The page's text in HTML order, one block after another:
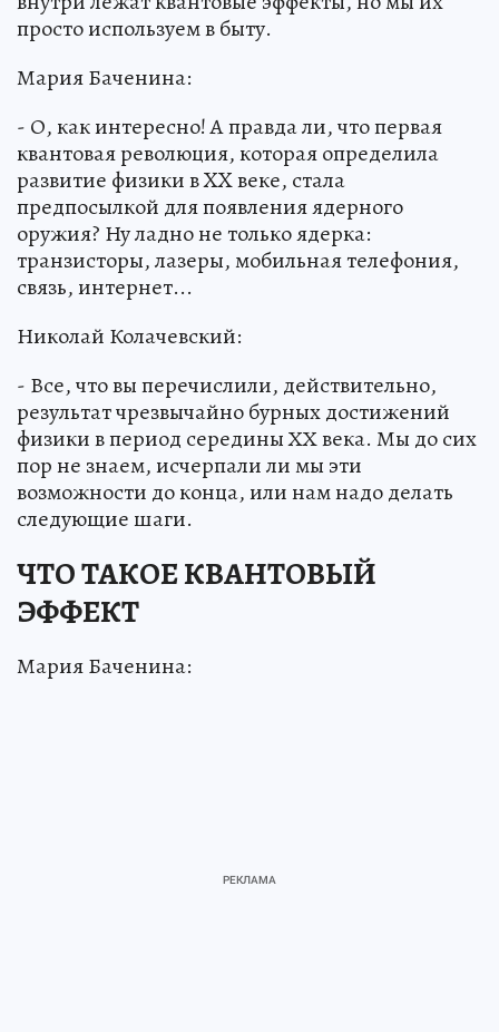
просто используем в быту.
Мария Баченина:
- О, как интересно! А правда ли, что первая
квантовая революция, которая определила
развитие физики в XX веке, стала
предпосылкой для появления ядерного
оружия? Ну ладно не только ядерка:
транзисторы, лазеры, мобильная телефония,
связь, интернет...
Николай Колачевский:
- Все, что вы перечислили, действительно,
результат чрезвычайно бурных достижений
физики в период середины ХХ века. Мы до сих
пор не знаем, исчерпали ли мы эти
возможности до конца, или нам надо делать
следующие шаги.
ЧТО ТАКОЕ КВАНТОВЫЙ
ЭФФЕКТ
Мария Баченина: